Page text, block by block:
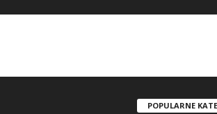
POPULARNE